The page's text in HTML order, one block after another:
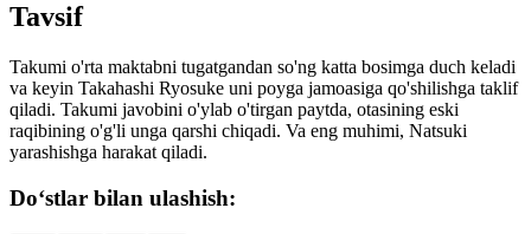
Tavsif
Takumi o'rta maktabni tugatgandan so'ng katta bosimga duch keladi
va keyin Takahashi Ryosuke uni poyga jamoasiga qo'shilishga taklif
qiladi. Takumi javobini o'ylab o'tirgan paytda, otasining eski
raqibining o'g'li unga qarshi chiqadi. Va eng muhimi, Natsuki
yarashishga harakat qiladi.
Do‘stlar bilan ulashish: